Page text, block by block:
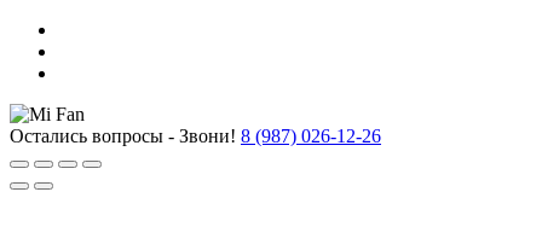
Остались вопросы - Звони! 8 (987) 026-12-26